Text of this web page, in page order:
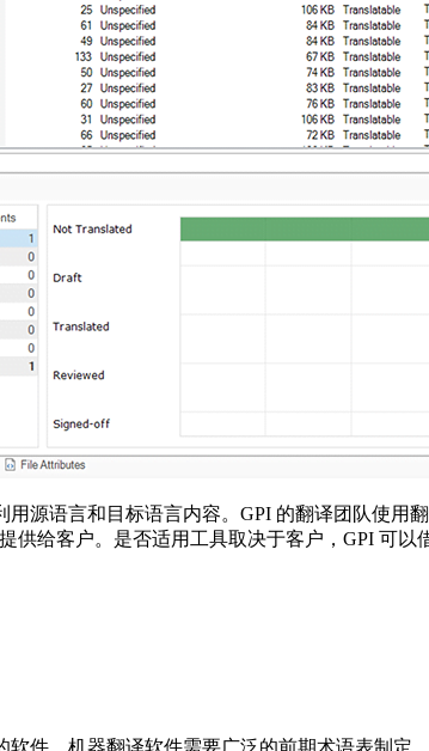
源语言和目标语言内容。GPI 的翻译团队使用
给客户。是否适用工具取决于客户，GPI 可以
件。机器翻译软件需要广泛的前期术语表制定